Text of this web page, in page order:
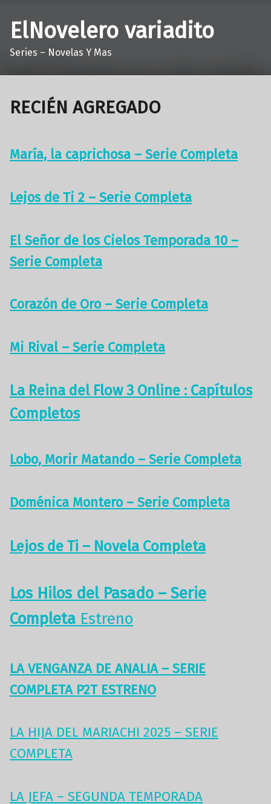
ElNovelero variadito
Series – Novelas Y Mas
RECIÉN AGREGADO
María, la caprichosa – Serie Completa
Lejos de Ti 2 – Serie Completa
El Señor de los Cielos Temporada 10 –
Serie Completa
Corazón de Oro – Serie Completa
Mi Rival – Serie Completa
La Reina del Flow 3 Online : Capítulos
Completos
Lobo, Morir Matando – Serie Completa
Doménica Montero – Serie Completa
Lejos de Ti – Novela Completa
Los Hilos del Pasado – Serie
Completa Estreno
LA VENGANZA DE ANALIA – SERIE
COMPLETA P2T ESTRENO
LA HIJA DEL MARIACHI 2025 – SERIE
COMPLETA
LA JEFA – SEGUNDA TEMPORADA